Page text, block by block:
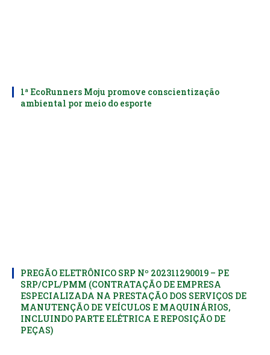
1ª EcoRunners Moju promove conscientização
ambiental por meio do esporte
PREGÃO ELETRÔNICO SRP Nº 202311290019 – PE
SRP/CPL/PMM (CONTRATAÇÃO DE EMPRESA
ESPECIALIZADA NA PRESTAÇÃO DOS SERVIÇOS DE
MANUTENÇÃO DE VEÍCULOS E MAQUINÁRIOS,
INCLUINDO PARTE ELÉTRICA E REPOSIÇÃO DE
PEÇAS)